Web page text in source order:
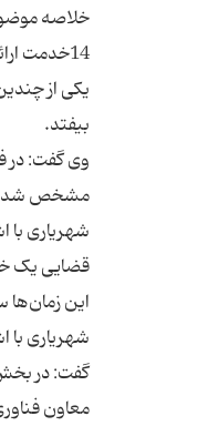
خلاصه
14خدمت
یکی از
شهریاری با
قضایی یک
شهریاری با
معاون